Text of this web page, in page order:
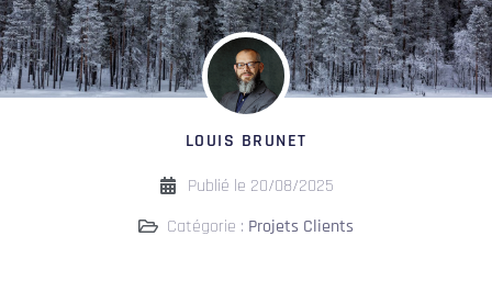
LOUIS BRUNET
Publié le 20/08/2025
Catégorie : Projets Clients